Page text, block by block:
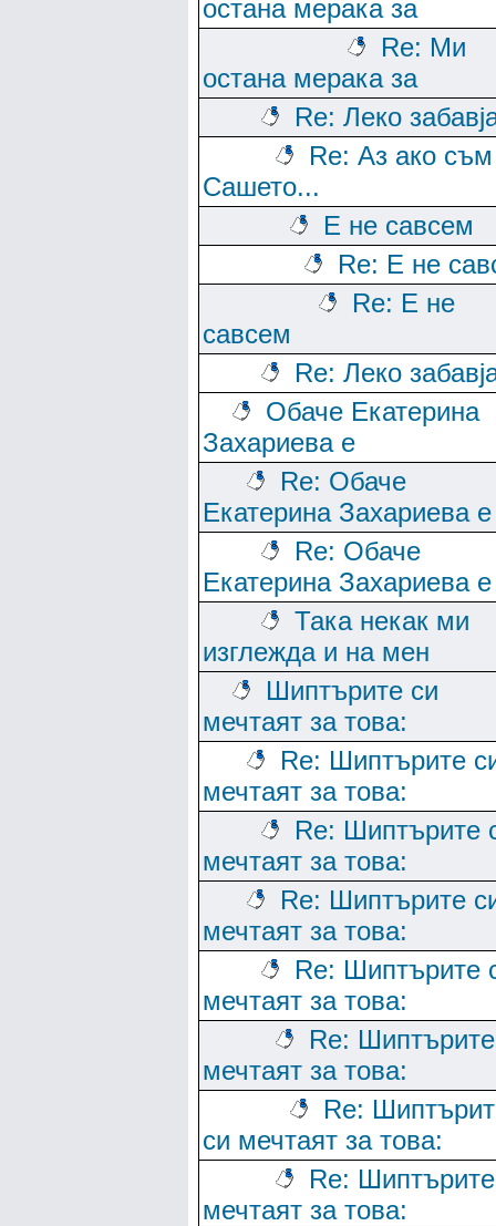
остана мерака за
Re: Ми
остана мерака за
Re: Леко
Re: Аз ако
Сашето...
Е не савсем
Re: Е не
Re: Е не
савсем
Re: Леко
Обаче Екатерина
Захариева е
Re: Обаче
Екатерина Захариева е
Re: Обаче
Екатерина Захариева е
Така некак ми
изглежда и на мен
Шиптърите си
мечтаят за това:
Re: Шиптърите
мечтаят за това:
Re: Шиптърите
мечтаят за това:
Re: Шиптърите
мечтаят за това:
Re: Шиптърите
мечтаят за това:
Re:
мечтаят за това:
Re:
си мечтаят за това:
Re:
мечтаят за това: